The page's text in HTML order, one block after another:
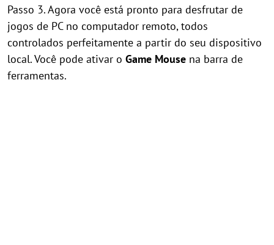
Passo 3. Agora você está pronto para desfrutar de
jogos de PC no computador remoto, todos
controlados perfeitamente a partir do seu dispositivo
local. Você pode ativar o Game Mouse na barra de
ferramentas.